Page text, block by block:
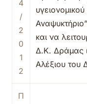
4
/
2
0
1
2
και να
Δ.Κ. Δράμας
Αλέξιου του
Π